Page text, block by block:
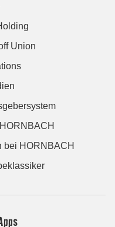
Union
bei HORNBACH